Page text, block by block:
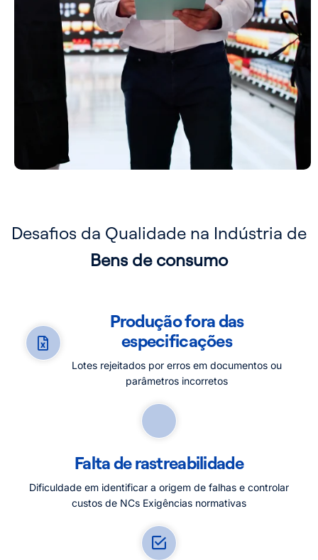
Desafios da Qualidade na Indústria de
Bens de consumo
Produção fora das
especificações
Lotes rejeitados por erros em documentos ou
parâmetros incorretos
Falta de rastreabilidade
Dificuldade em identificar a origem de falhas e controlar
custos de NCs Exigências normativas